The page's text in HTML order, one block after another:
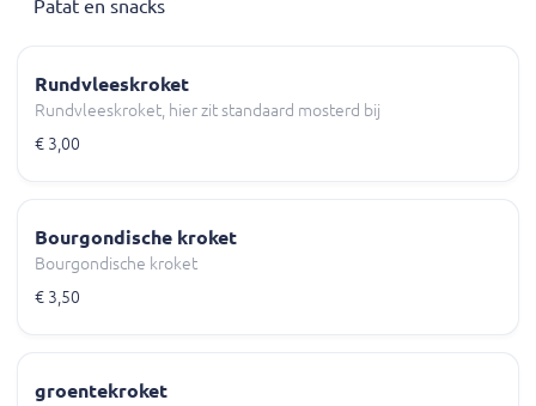
Patat en snacks
Rundvleeskroket
Rundvleeskroket, hier zit standaard mosterd bij
€ 3,00
Bourgondische kroket
Bourgondische kroket
€ 3,50
groentekroket